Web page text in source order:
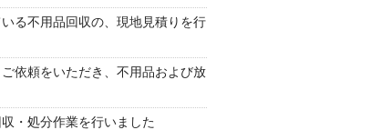
る不用品回収の、現地見積りを行
依頼をいただき、不用品および放
・処分作業を行いました